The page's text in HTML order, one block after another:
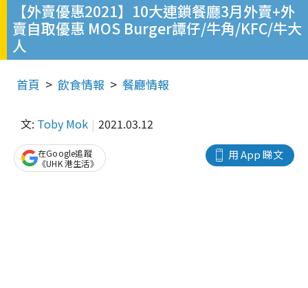
【外賣優惠2021】10大連鎖餐廳3月外賣+外
賣自取優惠 MOS Burger譚仔/牛角/KFC/牛大
人
首頁 飲食情報 餐廳情報
文: Toby Mok 2021.03.12
用 App 睇文
在Google追蹤
《UHK 港生活》